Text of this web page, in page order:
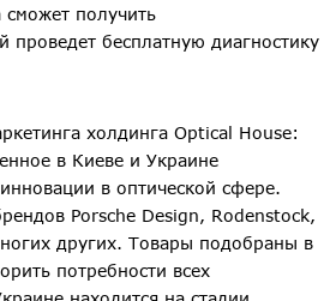
получить
бесплатную диагностику
холдинга Optical House:
в Киеве и Украине
в оптической сфере.
Porsche Design, Rodenstock,
других. Товары подобраны в
потребности всех